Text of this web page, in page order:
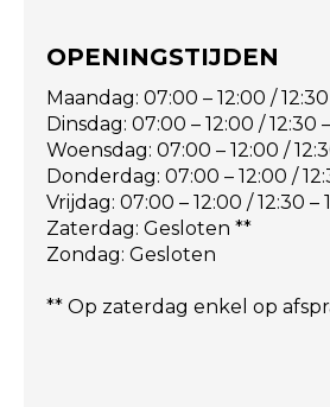
OPENINGSTIJDEN
Maandag: 07:00 – 12:00 /
Dinsdag: 07:00 – 12:00 / 12:30
Woensdag: 07:00 – 12:00 /
Donderdag: 07:00 – 12:00 /
Vrijdag: 07:00 – 12:00 / 12:30 –
Zaterdag: Gesloten **
Zondag: Gesloten
** Op zaterdag enkel op